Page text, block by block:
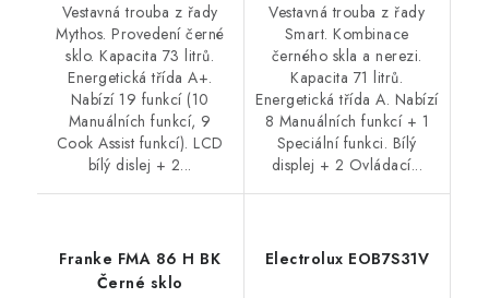
Vestavná trouba z řady
Mythos. Provedení černé
sklo. Kapacita 73 litrů.
Energetická třída A+.
Nabízí 19 funkcí (10
Manuálních funkcí, 9
Cook Assist funkcí). LCD
bílý dislej + 2...
Vestavná trouba z řady
Smart. Kombinace
černého skla a nerezi.
Kapacita 71 litrů.
Energetická třída A. Nabízí
8 Manuálních funkcí + 1
Speciální funkci. Bílý
displej + 2 Ovládací...
Franke FMA 86 H BK
Černé sklo
Electrolux EOB7S31V